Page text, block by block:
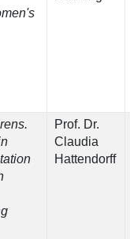
Prof. Dr.
Claudia
Hattendorff